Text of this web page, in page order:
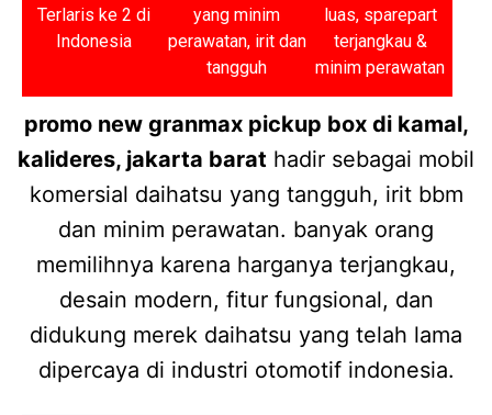
Terlaris ke 2 di
Indonesia
yang minim
perawatan, irit dan
tangguh
luas, sparepart
terjangkau &
minim perawatan
promo new granmax pickup box di kamal,
kalideres, jakarta barat hadir sebagai mobil
komersial daihatsu yang tangguh, irit bbm
dan minim perawatan. banyak orang
memilihnya karena harganya terjangkau,
desain modern, fitur fungsional, dan
didukung merek daihatsu yang telah lama
dipercaya di industri otomotif indonesia.